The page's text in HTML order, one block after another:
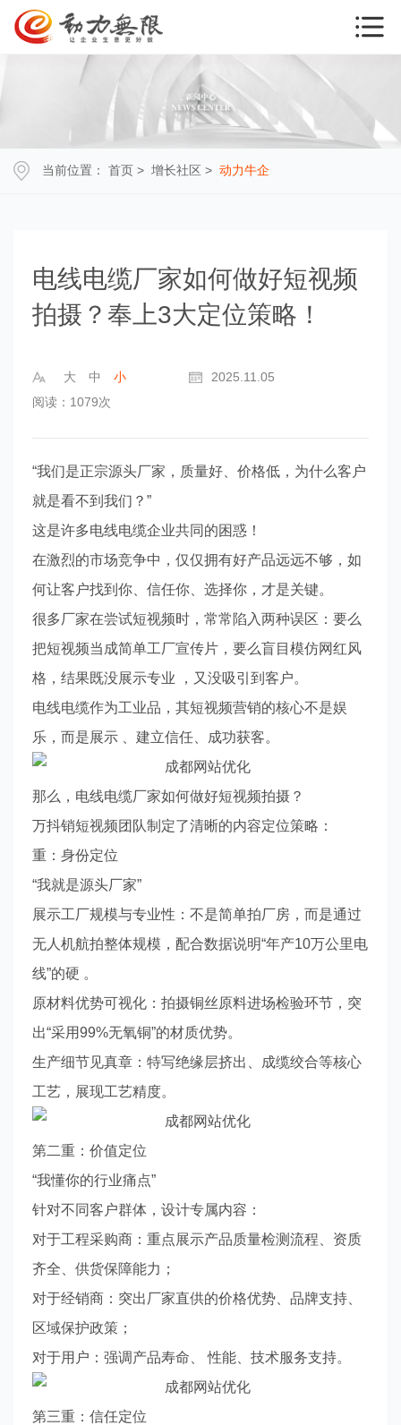
当前位置： 首页 > 增长社区 > 动力牛企
电线电缆厂家如何做好短视频
拍摄？奉上3大定位策略！
大 中 小
2025.11.05
阅读：1079次
“我们是正宗源头厂家，质量好、价格低，为什么客户
就是看不到我们？”
这是许多电线电缆企业共同的困惑！
在激烈的市场竞争中，仅仅拥有好产品远远不够，如
何让客户找到你、信任你、选择你，才是关键。
很多厂家在尝试短视频时，常常陷入两种误区：要么
把短视频当成简单工厂宣传片，要么盲目模仿网红风
格，结果既没展示专业 ，又没吸引到客户。
电线电缆作为工业品，其短视频营销的核心不是娱
乐，而是展示 、建立信任、成功获客。
那么，电线电缆厂家如何做好短视频拍摄？
万抖销短视频团队制定了清晰的内容定位策略：
重：身份定位
“我就是源头厂家”
展示工厂规模与专业性：不是简单拍厂房，而是通过
无人机航拍整体规模，配合数据说明“年产10万公里电
线”的硬 。
原材料优势可视化：拍摄铜丝原料进场检验环节，突
出“采用99%无氧铜”的材质优势。
生产细节见真章：特写绝缘层挤出、成缆绞合等核心
工艺，展现工艺精度。
第二重：价值定位
“我懂你的行业痛点”
针对不同客户群体，设计专属内容：
对于工程采购商：重点展示产品质量检测流程、资质
齐全、供货保障能力；
对于经销商：突出厂家直供的价格优势、品牌支持、
区域保护政策；
对于用户：强调产品寿命、 性能、技术服务支持。
第三重：信任定位